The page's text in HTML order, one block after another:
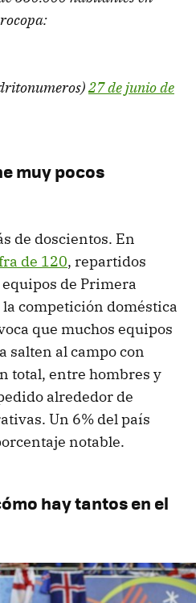
27 de junio de
muy pocos
de doscientos. En
de 120, repartidos
de Primera
competición doméstica
que muchos equipos
salten al campo con
total, entre hombres y
alrededor de
Un 6% del país
notable.
hay tantos en el